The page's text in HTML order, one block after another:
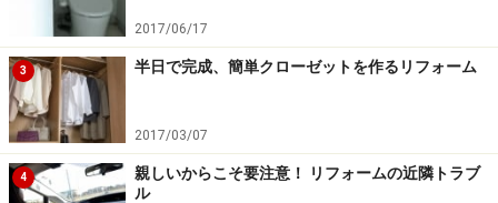
築10年目は、屋根、外壁、床下など、大切な構造部分の
点検やメンテナンスの時期です。またそろそろ屋上やベ
ランダの防水工事の保証が切れる時期でもあります。こ
の時期にお手入れをさぼると、築20年目で大きな差が出
ることを知っておきましょう。
2017/06/17
3 半日で完成、簡単クローゼットを作るリフォーム
2017/03/07
4
親しいからこそ要注意！ リフォームの近隣トラブ
ル